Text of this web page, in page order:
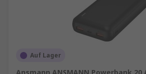
Auf Lager